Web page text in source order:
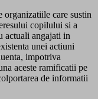
organizatiile care sustin
copilului si a
actuali angajati in
unei actiuni
impotriva
aceste ramificatii pe
de informatii